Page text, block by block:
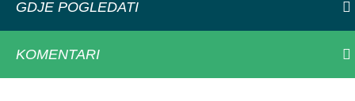
GDJE POGLEDATI
KOMENTARI